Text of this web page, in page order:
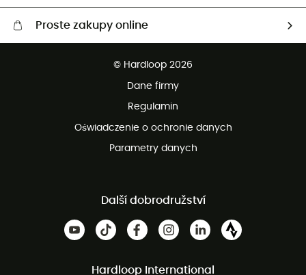
Proste zakupy online
100 dni na bezpłatny zwrot
© Hardloop 2026
Dane firmy
Regulamin
Oświadczenie o ochronie danych
Parametry danych
Další dobrodružství
Hardloop International